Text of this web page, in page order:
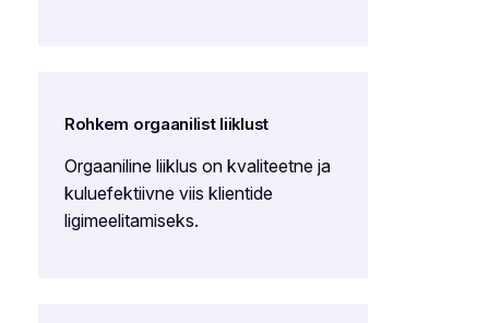
Rohkem orgaanilist liiklust
Orgaaniline liiklus on kvaliteetne ja
kuluefektiivne viis klientide
ligimeelitamiseks.